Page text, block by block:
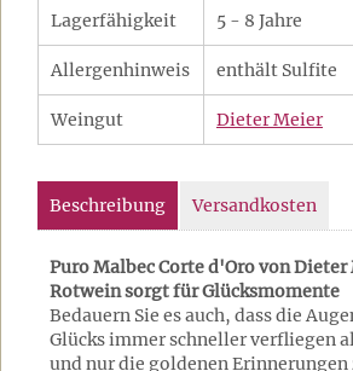
Lagerfähigkeit 5 - 8 Jahre
Allergenhinweis enthält Sulfite
Weingut Dieter Meier
Beschreibung Versandkosten
Puro Malbec Corte d'Oro von
Rotwein sorgt für Glücksmomente
Bedauern Sie es auch, dass die
Glücks immer schneller verfliegen
und nur die goldenen Erinnerungen